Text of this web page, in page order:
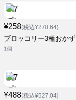
¥258(税込¥278.64)
ブロッコリー3種おかず
1個
¥488(税込¥527.04)